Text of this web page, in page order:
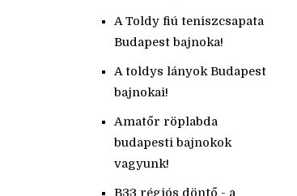
A Toldy fiú teniszcsapata
Budapest bajnoka!
A toldys lányok Budapest
bajnokai!
Amatőr röplabda
budapesti bajnokok
vagyunk!
B33 régiós döntő - a